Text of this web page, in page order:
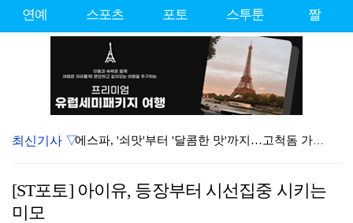
연예 스포츠 포토 스투툰 짤
에스파, '쇠맛'부터 '달콤한 맛'까지…고척돔 가득 채…
에스파, 고척돔 입성…공연 시작 40분 만에 첫 인사 …
최신기사 ▽
[ST포토] 아이유, 등장부터 시선집중 시키는
미모